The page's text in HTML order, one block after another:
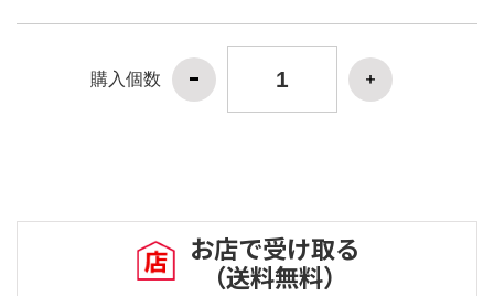
購入個数
お店で受け取る
（送料無料）